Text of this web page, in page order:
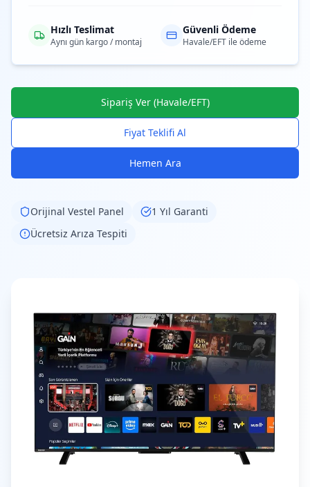
Hızlı Teslimat
Aynı gün kargo / montaj
Güvenli Ödeme
Havale/EFT ile ödeme
Sipariş Ver (Havale/EFT)
Fiyat Teklifi Al
Hemen Ara
Orijinal Vestel Panel
1 Yıl Garanti
Ücretsiz Arıza Tespiti